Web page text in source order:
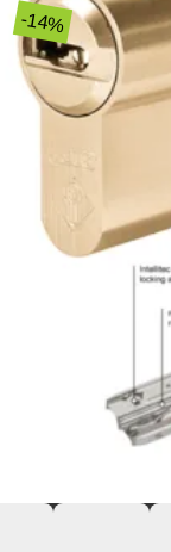
-14%